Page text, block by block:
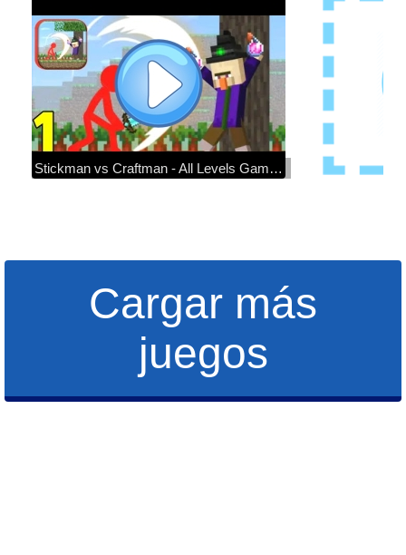
Stickman vs Craftman - All Levels Gameplay - Walkthrough Part 1 Max Lvl 1-8
Cargar más
juegos